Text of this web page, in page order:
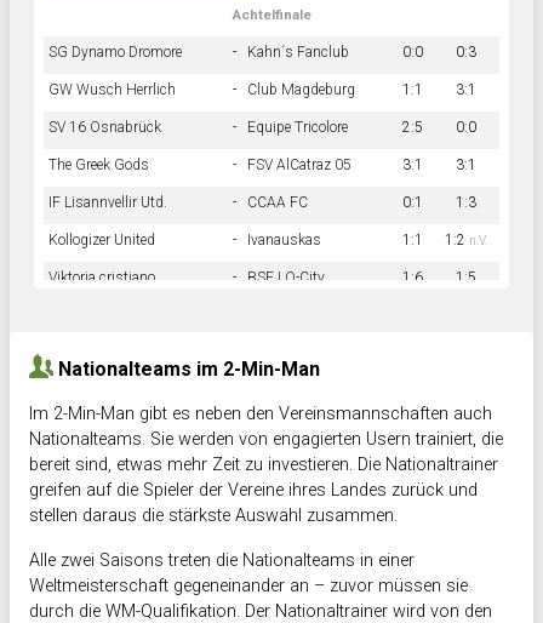
Achtelfinale
SG Dynamo Dromore - Kahn´s Fanclub 0:0 0:3
GW Wusch Herrlich - Club Magdeburg 1:1 3:1
SV 16 Osnabrück - Equipe Tricolore 2:5 0:0
The Greek Gods - FSV AlCatraz 05 3:1 3:1
IF Lisannvellir Utd. - CCAA FC 0:1 1:3
Kollogizer United - Ivanauskas 1:1 1:2 n.V.
Viktoria cristiano - BSF LO-City 1:6 1:5
Nationalteams im 2-Min-Man
Im 2-Min-Man gibt es neben den Vereinsmannschaften auch
Nationalteams. Sie werden von engagierten Usern trainiert, die
bereit sind, etwas mehr Zeit zu investieren. Die Nationaltrainer
greifen auf die Spieler der Vereine ihres Landes zurück und
stellen daraus die stärkste Auswahl zusammen.
Alle zwei Saisons treten die Nationalteams in einer
Weltmeisterschaft gegeneinander an – zuvor müssen sie
durch die WM-Qualifikation. Der Nationaltrainer wird von den